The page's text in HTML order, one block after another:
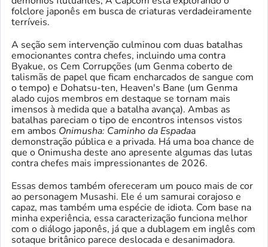
folclore japonês em busca de criaturas verdadeiramente
terríveis.
A seção sem intervenção culminou com duas batalhas
emocionantes contra chefes, incluindo uma contra
Byakue, os Cem Corrupções (um Genma coberto de
talismãs de papel que ficam encharcados de sangue com
o tempo) e Dohatsu-ten, Heaven's Bane (um Genma
alado cujos membros em destaque se tornam mais
imensos à medida que a batalha avança). Ambas as
batalhas pareciam o tipo de encontros intensos vistos
em ambos Onimusha: Caminho da Espadaa
demonstração pública e a privada. Há uma boa chance de
que o Onimusha deste ano apresente algumas das lutas
contra chefes mais impressionantes de 2026.
Essas demos também ofereceram um pouco mais de cor
ao personagem Musashi. Ele é um samurai corajoso e
capaz, mas também uma espécie de idiota. Com base na
minha experiência, essa caracterização funciona melhor
com o diálogo japonês, já que a dublagem em inglês com
sotaque britânico parece deslocada e desanimadora.